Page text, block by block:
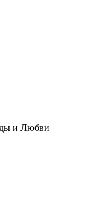
и Любви